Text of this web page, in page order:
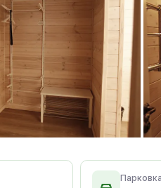
Парковка